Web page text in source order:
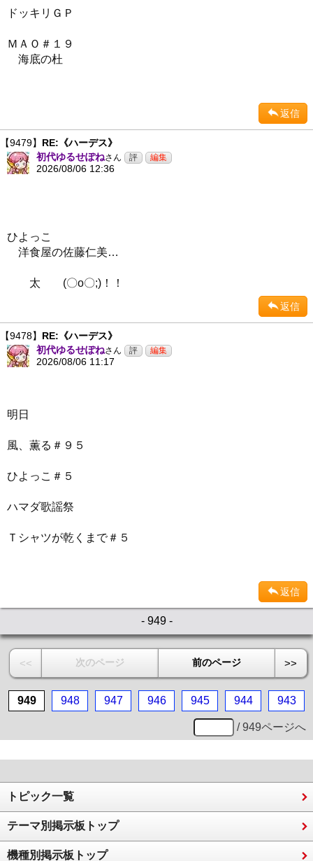
ドッキリＧＰ
ＭＡＯ＃１９
海底の杜
返信
【9479】 RE:《ハーデス》
初代ゆるせぽねさん
2026/08/06 12:36
ひよっこ
洋食屋の佐藤仁美…
太 (〇o〇;)！！
返信
【9478】 RE:《ハーデス》
初代ゆるせぽねさん
2026/08/06 11:17
明日
風、薫る＃９５
ひよっこ＃５
ハマダ歌謡祭
Ｔシャツが乾くまで＃５
返信
- 949 -
<< 次のページ 前のページ >>
949 948 947 946 945 944 943
/ 949ページへ
トピック一覧
テーマ別掲示板トップ
機種別掲示板トップ